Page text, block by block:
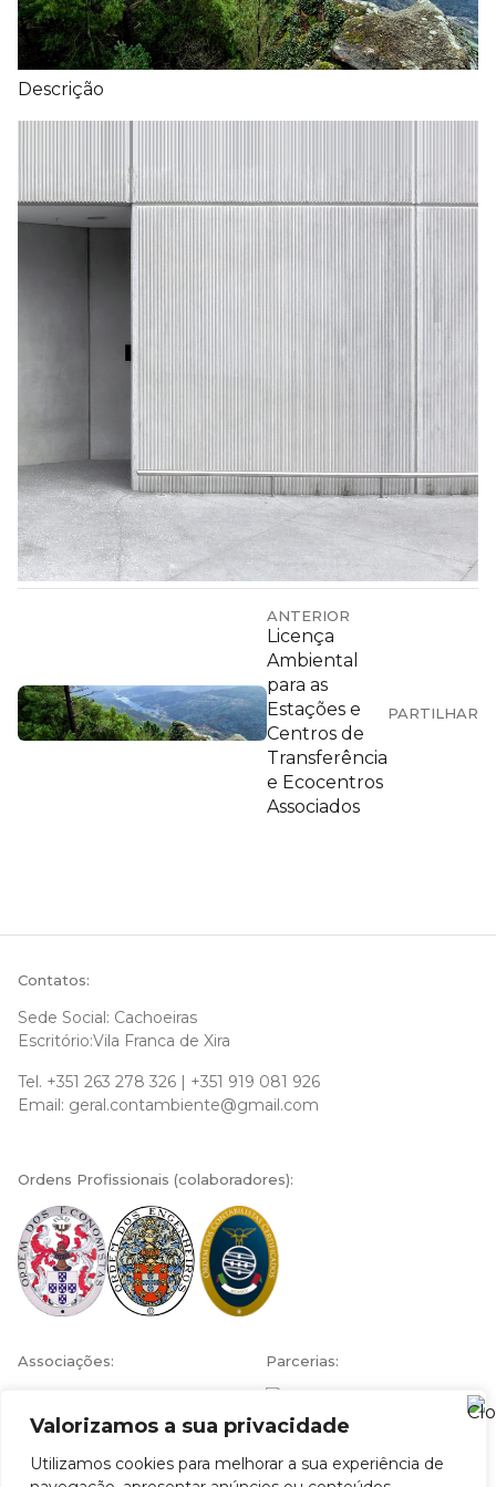
Valorizamos a sua privacidade
Utilizamos cookies para melhorar a sua experiência de
Descrição
ANTERIOR
Licença
Ambiental
para as
Estações e
Centros de
Transferência
e Ecocentros
Associados
PARTILHAR
Contatos:
Sede Social: Cachoeiras
Escritório:Vila Franca de Xira
Tel. +351 263 278 326
+351 919 081 926
Email: geral.contambiente@gmail.com
Ordens Profissionais (colaboradores):
Associações: Parcerias: